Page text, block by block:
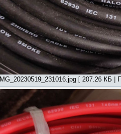
IMG_20230519_231016.jpg [ 207.26 КБ |